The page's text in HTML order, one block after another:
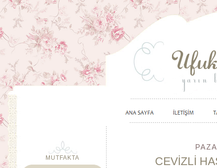
CEVİZLİ
MUTFAKTA